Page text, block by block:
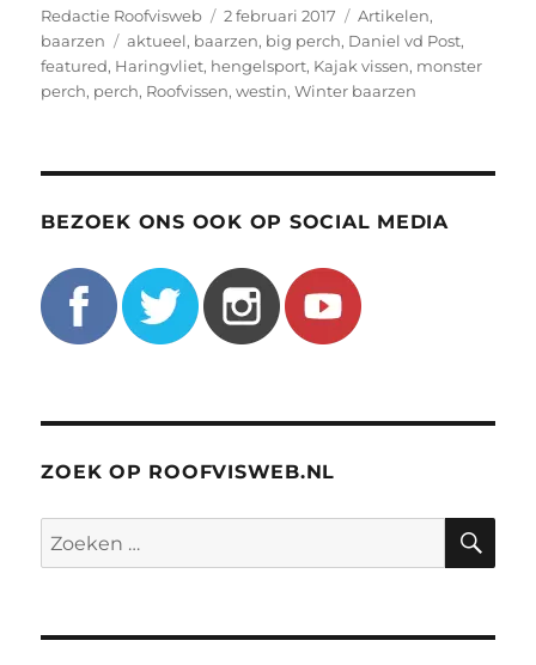
Auteur
Redactie Roofvisweb
Geplaatst
op
2 februari 2017 Categorieën
Artikelen,
baarzen
Tags
aktueel, baarzen, big perch, Daniel vd Post,
featured, Haringvliet, hengelsport, Kajak vissen, monster
perch, perch, Roofvissen,westin,Winter baarzen
BEZOEK ONS OOK OP SOCIAL MEDIA
ZOEK OP ROOFVISWEB.NL
Zoeken
naar: